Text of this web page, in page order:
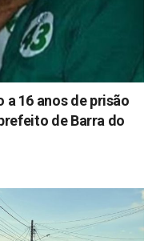
16 anos de prisão
de Barra do